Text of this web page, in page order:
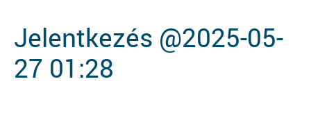
Jelentkezés @2025-05-
27 01:28